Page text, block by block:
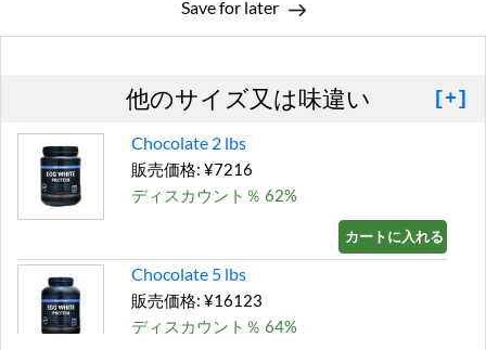
Save for later
他のサイズ又は味違い [+]
Chocolate 2 lbs
販売価格: ¥7216
ディスカウント％ 62%
カートに入れる »
Chocolate 5 lbs
販売価格: ¥16123
ディスカウント％ 64%